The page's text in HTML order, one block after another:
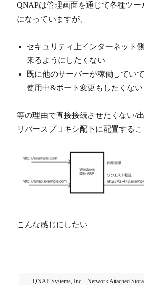
QNAPは管理画面を通じて各種ツー
になっていますが、
セキュリティ上インターネット
来るようにしたくない
既に他のサーバーが稼働してい
使用中&ポート変更もしたくない
等の理由で直接接続させたくない/
リバースプロキシ配下に配置するこ
こんな感じにしたい
QNAP Systems, Inc. - Network Attached